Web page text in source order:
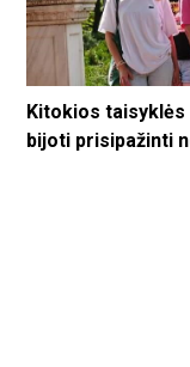
Kitokios
bijoti prisipažinti